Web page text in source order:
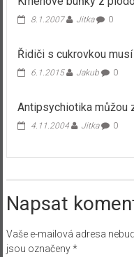
8.1.2007 Jitka 0
Řidiči s cukrovkou
6.1.2015 Jakub 0
Antipsychiotika můžou
4.11.2004 Jitka 0
Napsat
Vaše e-mailová adresa
jsou označeny*